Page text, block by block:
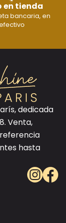
en tienda
bancaria, en
dedicada
Venta,
hasta